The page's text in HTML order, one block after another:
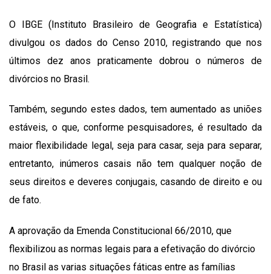
O IBGE (Instituto Brasileiro de Geografia e Estatística)
divulgou os dados do Censo 2010, registrando que nos
últimos dez anos praticamente dobrou o números de
divórcios no Brasil.
Também, segundo estes dados, tem aumentado as uniões
estáveis, o que, conforme pesquisadores, é resultado da
maior flexibilidade legal, seja para casar, seja para separar,
entretanto, inúmeros casais não tem qualquer noção de
seus direitos e deveres conjugais, casando de direito e ou
de fato.
A aprovação da Emenda Constitucional 66/2010, que
flexibilizou as normas legais para a efetivação do divórcio
no Brasil as varias situações fáticas entre as famílias